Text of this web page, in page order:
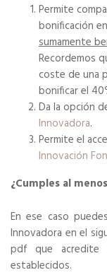
Permite
bonificación
sumamente
Recordemos
coste de una
bonificar el
Da la opción
Innovadora.
Permite el
Innovación
¿Cumples al
En ese caso
Innovadora en el
pdf que acredite
establecidos.